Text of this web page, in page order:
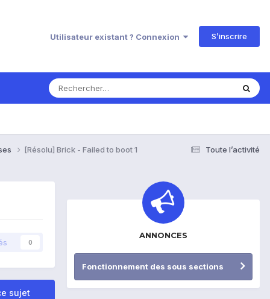
Utilisateur existant ? Connexion S’inscrire
Toute l’activité
[Résolu] Brick - Failed to boot 1
0
sujet
ANNONCES
Fonctionnement des sous sections